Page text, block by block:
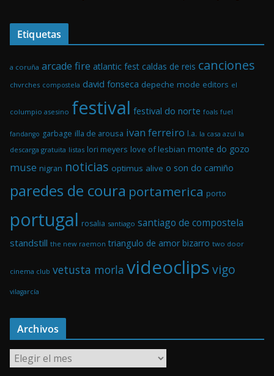
Etiquetas
a coruña arcade fire atlantic fest caldas de reis canciones
chvrches compostela david fonseca depeche mode editors el
columpio asesino festival festival do norte foals fuel
fandango garbage illa de arousa ivan ferreiro l.a. la casa azul la
descarga gratuita listas lori meyers love of lesbian monte do gozo
muse nigran noticias optimus alive o son do camiño
paredes de coura portamerica porto
portugal rosalia santiago santiago de compostela
standstill the new raemon triangulo de amor bizarro two door
cinema club vetusta morla videoclipsvigo
vilagarcía
Archivos
r